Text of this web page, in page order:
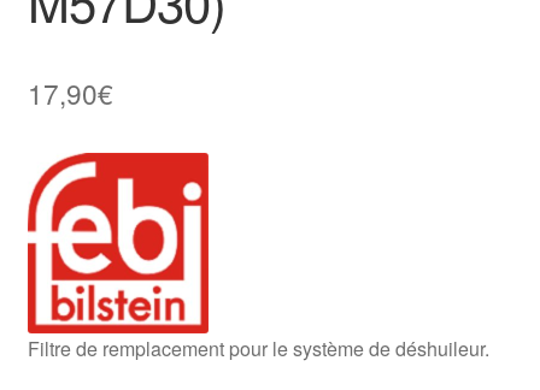
17,90€
Filtre de remplacement pour le système de déshuileur.